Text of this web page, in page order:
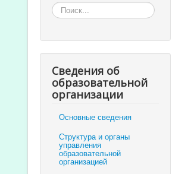
Искать...
Сведения об
образовательной
организации
Основные сведения
Структура и органы
управления
образовательной
организацией